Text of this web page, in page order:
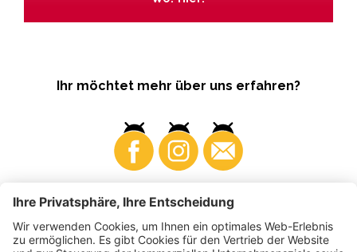
Ihr möchtet mehr über uns erfahren?
Business Produzenten